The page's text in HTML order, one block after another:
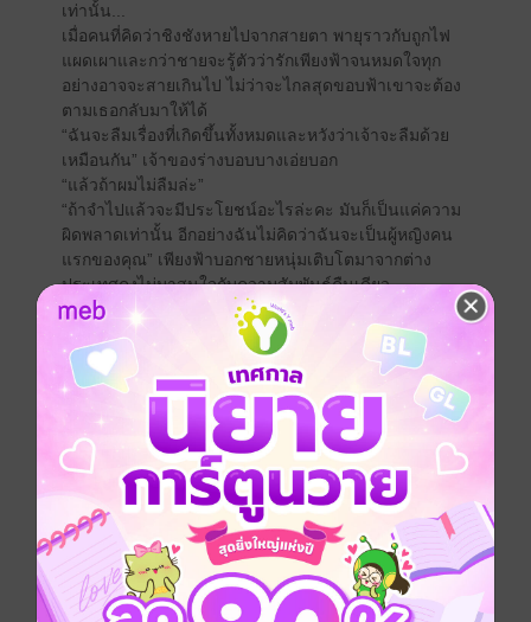
เท่านั้น...
เมื่อคนที่คิดว่าชิงชังหายไปจากสายตา พายุราวกับถูกไฟ
แผดเผาและกว่าชายจะรู้ตัวว่ารักเพียงฟ้าจนหมดใจทุก
อย่างอาจจะสายเกินไป ไม่ว่าจะไกลสุดขอบฟ้าเขาจะต้อง
ตามเธอกลับมาให้ได้
“ฉันจะลืมเรื่องที่เกิดขึ้นทั้งหมดและหวังว่าเจ้าจะลืมด้วย
เหมือนกัน” เจ้าของร่างบอบบางเอ่ยบอก
“แล้วถ้าผมไม่ลืมล่ะ”
“ถ้าจำไปแล้วจะมีประโยชน์อะไรล่ะคะ มันก็เป็นแค่ความ
ผิดพลาดเท่านั้น อีกอย่างฉันไม่คิดว่าฉันจะเป็นผู้หญิงคน
แรกของคุณ” เพียงฟ้าบอกชายหนุ่มเติบโตมาจากต่าง
ประเทศคงไม่มาสนใจกับความสัมพันธ์คืนเดียว
“แต่ผมเป็นผู้ชายคนแรกของคุณ”
ปล.ใครสนใจเรื่องก่อนหน้าคือเรื่อง เจ้าสาวจำเลยใจ
นะคะ
ประเภทไฟล์ pdf, epub (สารบัญ)
วันที่วางขาย 13 มิถุนายน 2561
ความยาว 394 หน้า (≈ 92,687 คำ)
ราคาปก 309 บาท (ประหยัด 9%)